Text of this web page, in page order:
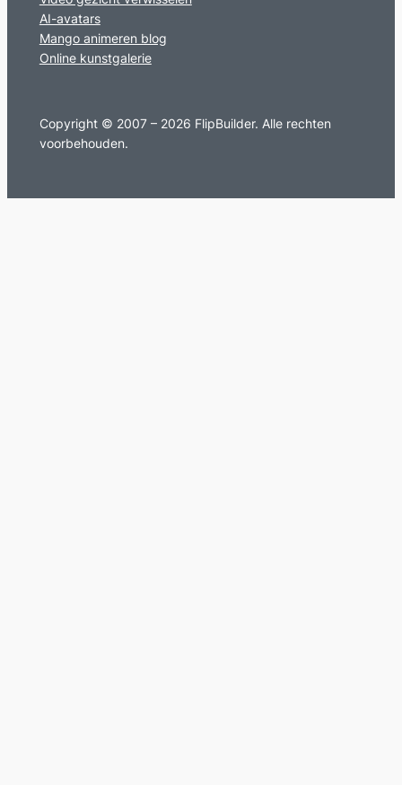
AI-avatars
Mango animeren blog
Online kunstgalerie
Copyright © 2007 – 2026 FlipBuilder. Alle rechten
voorbehouden.